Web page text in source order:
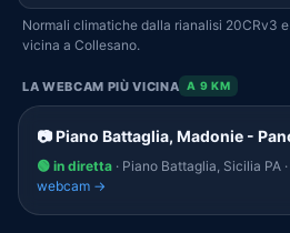
Normali climatiche dalla rianalisi 20CRv3
vicina a Collesano.
LA WEBCAM PIÙ VICINA A 9 KM
📷 Piano Battaglia, Madonie -
🟢 in diretta · Piano Battaglia, Sicilia PA
webcam →